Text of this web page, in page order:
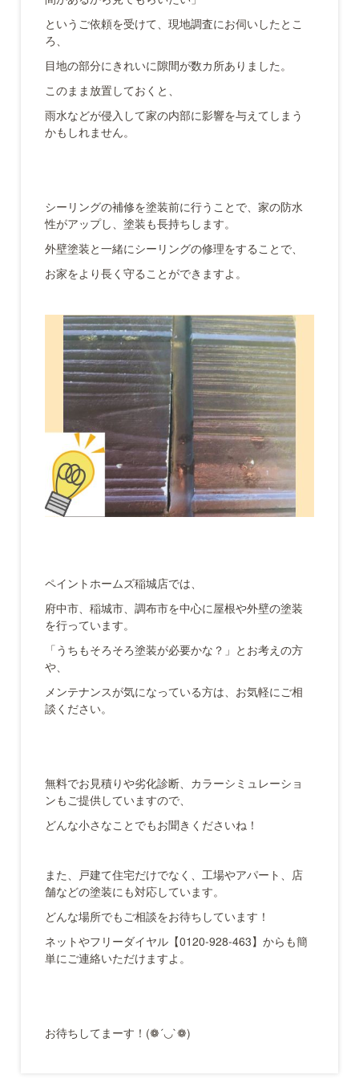
というご依頼を受けて、現地調査にお伺いしたとこ
ろ、
目地の部分にきれいに隙間が数カ所ありました。
このまま放置しておくと、
雨水などが侵入して家の内部に影響を与えてしまう
かもしれません。
シーリングの補修を塗装前に行うことで、家の防水
性がアップし、塗装も長持ちします。
外壁塗装と一緒にシーリングの修理をすることで、
お家をより長く守ることができますよ。
ペイントホームズ稲城店では、
府中市、稲城市、調布市を中心に屋根や外壁の塗装
を行っています。
「うちもそろそろ塗装が必要かな？」とお考えの方
や、
メンテナンスが気になっている方は、お気軽にご相
談ください。
無料でお見積りや劣化診断、カラーシミュレーショ
ンもご提供していますので、
どんな小さなことでもお聞きくださいね！
また、戸建て住宅だけでなく、工場やアパート、店
舗などの塗装にも対応しています。
どんな場所でもご相談をお待ちしています！
ネットやフリーダイヤル【0120-928-463】からも簡
単にご連絡いただけますよ。
お待ちしてまーす！(❁´◡`❁)